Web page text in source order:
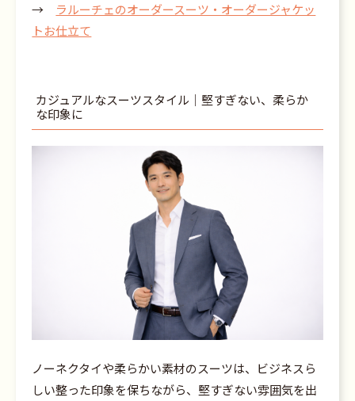
→ ラルーチェのオーダースーツ・オーダージャケッ
トお仕立て
カジュアルなスーツスタイル｜堅すぎない、柔らか
な印象に
ノーネクタイや柔らかい素材のスーツは、ビジネスら
しい整った印象を保ちながら、堅すぎない雰囲気を出